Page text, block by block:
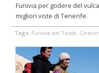
Funivia per godere del
migliori viste di Tenerife.
Tags: Funivia del Teide,